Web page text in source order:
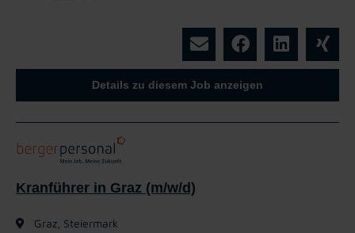
Details zu diesem Job anzeigen
Kranführer in Graz (m/w/d)
Graz, Steiermark